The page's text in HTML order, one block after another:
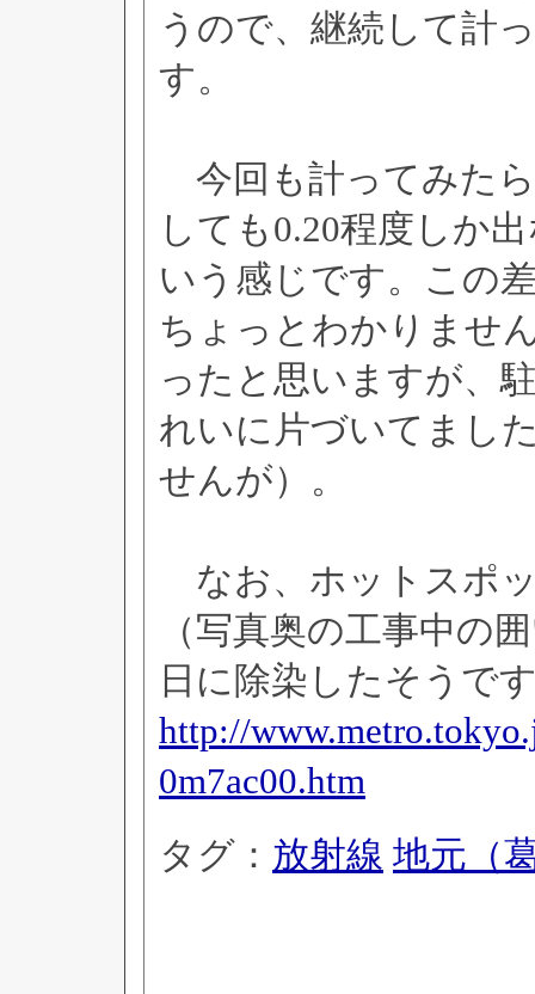
うので、継続して計
す。
今回も計ってみた
しても0.20程度しか
いう感じです。この
ちょっとわかりませ
ったと思いますが、
れいに片づいてまし
せんが）。
なお、ホットスポ
（写真奥の工事中の
日に除染したそうで
http://
0m7ac00.htm
タグ： 放射線 地元（